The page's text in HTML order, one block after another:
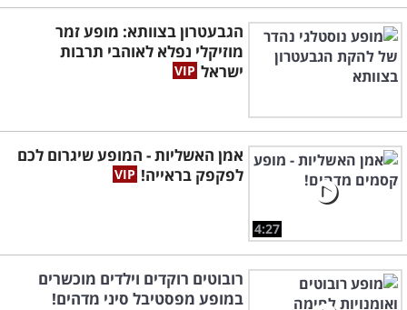
הגבעטרון בצוותא: מופע זמר
מוזיקלי נפלא לאוהבי תרבות
ישראל
4:27
אמן האשליות - המופע שיגרום לכם
לפקפק בראייה!
רובוטים רוקדים וילדים מוכשרים
במופע מפסטיבל סיני מדהים!